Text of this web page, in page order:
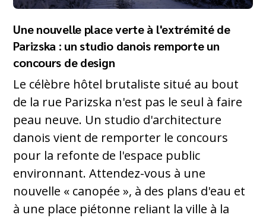
Une nouvelle place verte à l'extrémité de
Parizska : un studio danois remporte un
concours de design
Le célèbre hôtel brutaliste situé au bout
de la rue Parizska n'est pas le seul à faire
peau neuve. Un studio d'architecture
danois vient de remporter le concours
pour la refonte de l'espace public
environnant. Attendez-vous à une
nouvelle « canopée », à des plans d'eau et
à une place piétonne reliant la ville à la